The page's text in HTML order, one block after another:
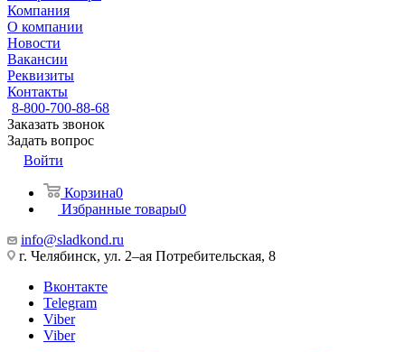
Компания
О компании
Новости
Вакансии
Реквизиты
Контакты
8-800-700-88-68
Заказать звонок
Задать вопрос
Войти
Корзина0
Избранные товары0
info@sladkond.ru
г. Челябинск, ул. 2–ая Потребительская, 8
Вконтакте
Telegram
Viber
Viber